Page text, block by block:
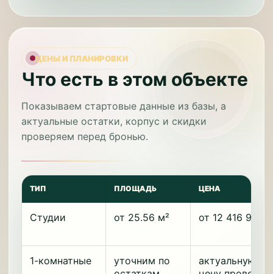
ЦЕНЫ И ПЛАНИРОВКИ
Что есть в этом объекте
Показываем стартовые данные из базы, а
актуальные остатки, корпус и скидки
проверяем перед бронью.
ТИП ПЛОЩАДЬ ЦЕНА
Студии от 25.56 м² от 12 416 950 ₽
1-комнатные
уточним по
актуальную